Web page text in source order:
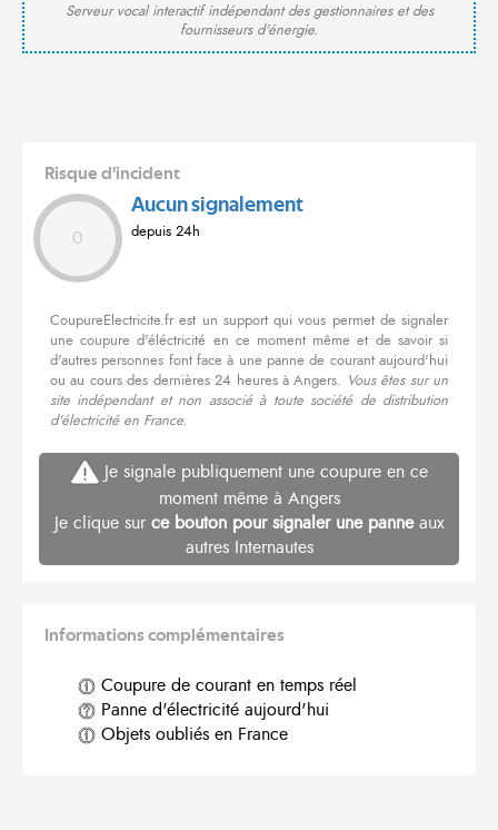
Serveur vocal interactif indépendant des gestionnaires et des
fournisseurs d'énergie.
Risque d'incident
0
Aucun signalement
depuis 24h
CoupureElectricite.fr est un support qui vous permet de signaler
une coupure d'éléctricité en ce moment même et de savoir si
d'autres personnes font face à une panne de courant aujourd'hui
ou au cours des dernières 24 heures à Angers. Vous êtes sur un
site indépendant et non associé à toute société de distribution
d'électricité en France.
Je signale publiquement une coupure en ce
moment même à Angers
Je clique sur ce bouton pour signaler une panneaux
autres Internautes
Informations complémentaires
Coupure de courant en temps réel
Panne d'électricité aujourd'hui
Objets oubliés en France